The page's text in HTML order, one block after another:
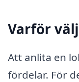
Varför
Att anlita en
fördelar. För